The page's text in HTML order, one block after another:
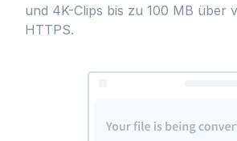
und 4K-Clips bis zu 100 MB über
HTTPS.